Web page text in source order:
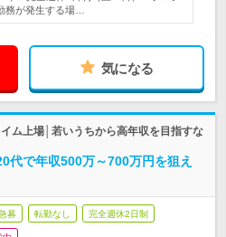
務が発生する場…
気になる
ム上場│若いうちから高年収を目指すな
代で年収500万～700万円を狙え
募 転勤なし 完全週休2日制